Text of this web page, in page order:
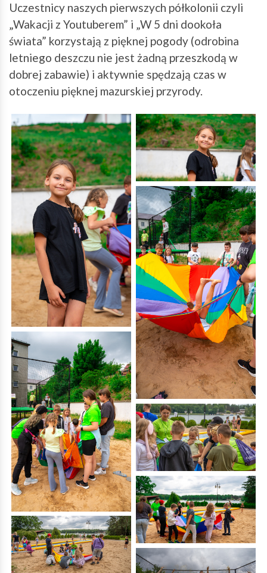
Uczestnicy naszych pierwszych półkolonii czyli
„Wakacji z Youtuberem” i „W 5 dni dookoła
świata” korzystają z pięknej pogody (odrobina
letniego deszczu nie jest żadną przeszkodą w
dobrej zabawie) i aktywnie spędzają czas w
otoczeniu pięknej mazurskiej przyrody.